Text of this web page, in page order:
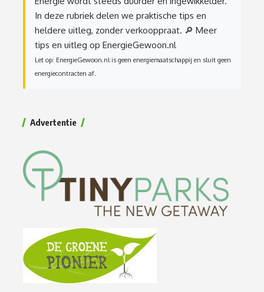
In deze rubriek delen we praktische tips en
heldere uitleg, zonder verkooppraat. 🔎 Meer
tips en uitleg op EnergieGewoon.nl
Let op: EnergieGewoon.nl is geen energiemaatschappij en sluit geen
energiecontracten af.
Advertentie